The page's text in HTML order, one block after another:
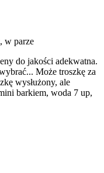
w parze
do jakości adekwatna.
Może troszkę za
wysłużony, ale
barkiem, woda 7 up,